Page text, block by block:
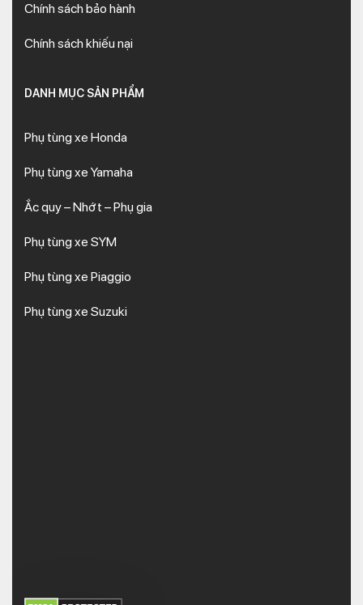
Chính sách bảo hành
Chính sách khiếu nại
DANH MỤC SẢN PHẨM
Phụ tùng xe Honda
Phụ tùng xe Yamaha
Ắc quy – Nhớt – Phụ gia
Phụ tùng xe SYM
Phụ tùng xe Piaggio
Phụ tùng xe Suzuki